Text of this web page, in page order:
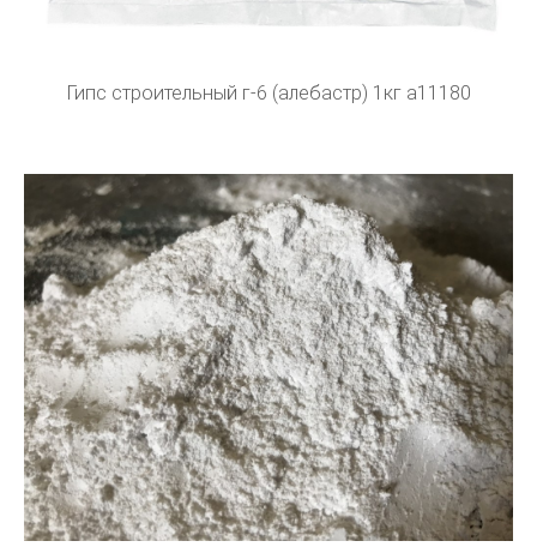
Гипс строительный г-6 (алебастр) 1кг а11180